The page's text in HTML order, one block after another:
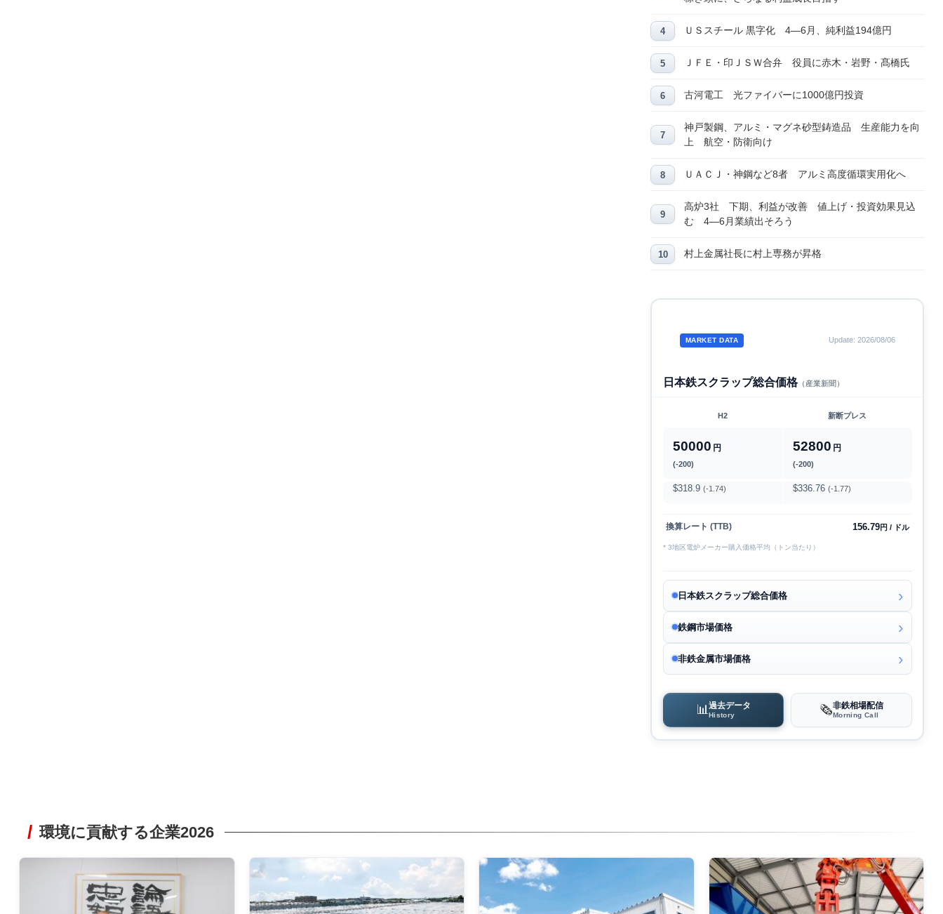
ＵＳスチール 黒字化 4―6月、純利益194億円
ＪＦＥ・印ＪＳＷ合弁 役員に赤木・岩野・髙橋氏
古河電工 光ファイバーに1000億円投資
神戸製鋼、アルミ・マグネ砂型鋳造品 生産能力を向
上 航空・防衛向け
ＵＡＣＪ・神鋼など8者 アルミ高度循環実用化へ
高炉3社 下期、利益が改善 値上げ・投資効果見込
む 4―6月業績出そろう
村上金属社長に村上専務が昇格
MARKET DATA Update: 2026/08/06
日本鉄スクラップ総合価格（産業新聞）
H2 新断プレス
50000 円
(-200)
52800 円
(-200)
$318.9 (-1.74) $336.76 (-1.77)
換算レート (TTB) 156.79円 / ドル
* 3地区電炉メーカー購入価格平均（トン当たり）
日本鉄スクラップ総合価格
鉄鋼市場価格
非鉄金属市場価格
📊 過去データ
History 🗞️非鉄相場配信
Morning Call
環境に貢献する企業2026